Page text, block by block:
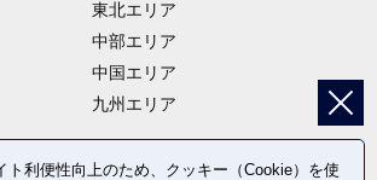
東北エリア
中部エリア
中国エリア
九州エリア
ト利便性向上のため、クッキー（Cookie）を使